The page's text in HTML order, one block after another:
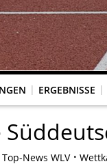
ERGEBNISSE
Top-News WLV